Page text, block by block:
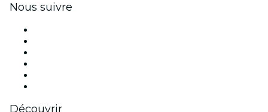
Nous suivre
Découvrir